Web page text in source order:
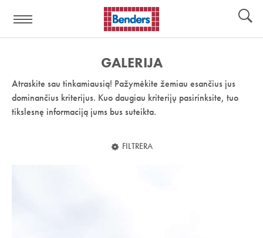
nuoroda:
GALERIJA
Atraskite sau tinkamiausią! Pažymėkite žemiau esančius jus
dominančius kriterijus. Kuo daugiau kriterijų pasirinksite, tuo
tikslesnę informaciją jums bus suteikta.
FILTRERA